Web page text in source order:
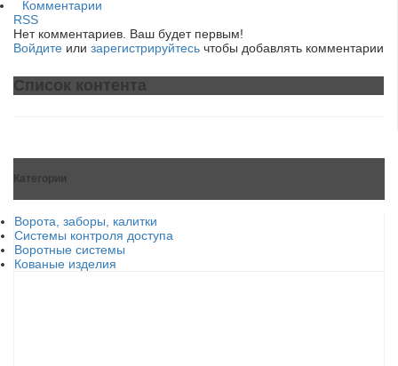
Комментарии
RSS
Нет комментариев. Ваш будет первым!
Войдите или зарегистрируйтесь чтобы добавлять комментарии
Список контента
Категории
Ворота, заборы, калитки
Системы контроля доступа
Воротные системы
Кованые изделия